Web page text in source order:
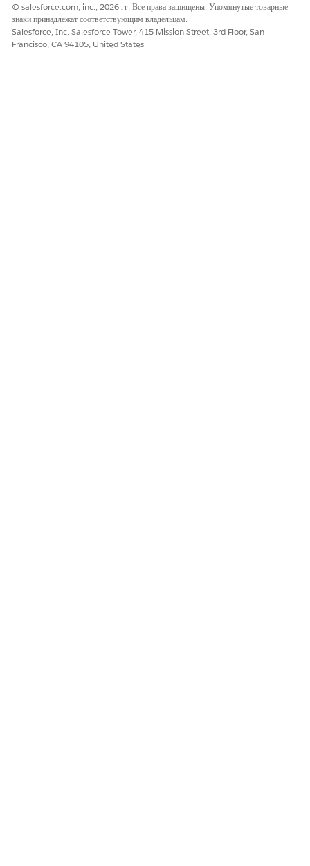
© salesforce.com, inc., 2026 гг. Все права защищены. Упомянутые товарные
знаки принадлежат соответствующим владельцам.
Salesforce, Inc. Salesforce Tower, 415 Mission Street, 3rd Floor, San
Francisco, CA 94105, United States